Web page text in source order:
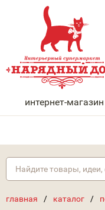
НАРЯДНЫЙ
интернет-магазин
главная / каталог /